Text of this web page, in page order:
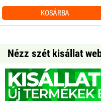
KOSÁRBA
Nézz szét kisállat